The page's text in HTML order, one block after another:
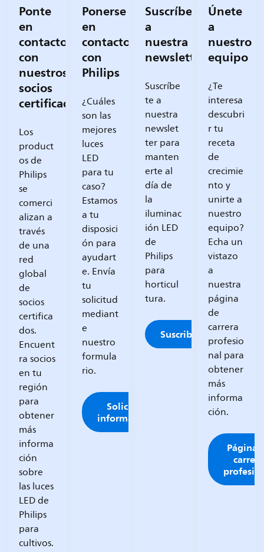
Ponte
en
contacto
con
nuestros
socios
certificados
Los
product
os de
Philips
se
comerci
alizan a
través
de una
red
global
de
socios
certifica
dos.
Encuent
ra socios
en tu
región
para
obtener
más
informa
ción
sobre
las luces
LED de
Philips
para
cultivos.
Ponerse
en
contacto
con
Philips
¿Cuáles
son las
mejores
luces
LED
para tu
caso?
Estamos
a tu
disposici
ón para
ayudart
e. Envía
tu
solicitud
mediant
e
nuestro
formula
rio.
Solicitar
información
Suscríbete
a
nuestra
newsletter
Suscríbe
te a
nuestra
newslet
ter para
manten
erte al
día de
la
iluminac
ión LED
de
Philips
para
horticul
tura.
Suscribirme
Únete
a
nuestro
equipo
¿Te
interesa
descubri
r tu
receta
de
crecimie
nto y
unirte a
nuestro
equipo?
Echa un
vistazo
a
nuestra
página
de
carrera
profesio
nal para
obtener
más
informa
ción.
Página
carrera